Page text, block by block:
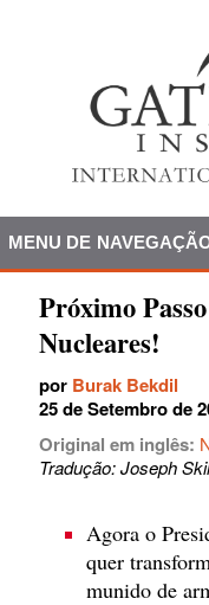
MENU DE
Próximo
Nucleares!
por Burak Bekdil
25 de Setembro de
Original em inglês:
Tradução: Joseph
Agora o
quer
munido de